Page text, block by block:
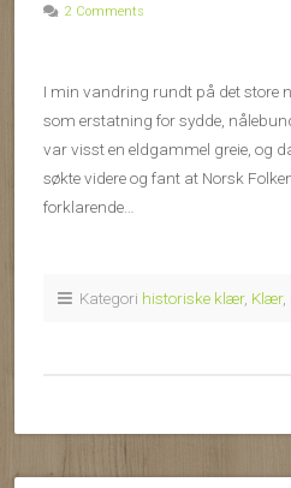
2 Comments
I min vandring rundt på det store
som erstatning for sydde,
var visst en eldgammel greie, og
søkte videre og fant at Norsk
forklarende…
Kategori historiske klær, Klær,